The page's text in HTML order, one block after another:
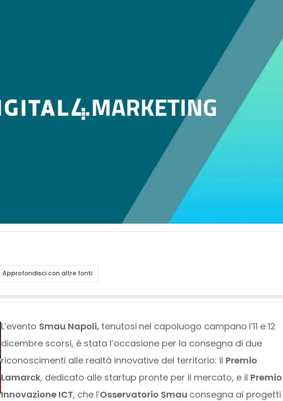
Approfondisci con altre fonti
L’evento Smau Napoli, tenutosi nel capoluogo campano l’11 e 12
dicembre scorsi, è stata l’occasione per la consegna di due
riconoscimenti alle realtà innovative del territorio: il Premio
Lamarck, dedicato alle startup pronte per il mercato, e il Premio
Innovazione ICT, che l’Osservatorio Smau consegna ai progetti